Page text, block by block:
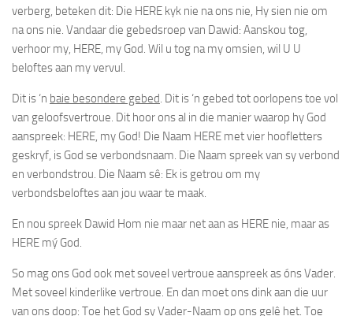
verberg, beteken dit: Die HERE kyk nie na ons nie, Hy sien nie om
na ons nie. Vandaar die gebedsroep van Dawid: Aanskou tog,
verhoor my, HERE, my God. Wil u tog na my omsien, wil U U
beloftes aan my vervul.
Dit is ‘n baie besondere gebed. Dit is ‘n gebed tot oorlopens toe vol
van geloofsvertroue. Dit hoor ons al in die manier waarop hy God
aanspreek: HERE, my God! Die Naam HERE met vier hoofletters
geskryf, is God se verbondsnaam. Die Naam spreek van sy verbond
en verbondstrou. Die Naam sê: Ek is getrou om my
verbondsbeloftes aan jou waar te maak.
En nou spreek Dawid Hom nie maar net aan as HERE nie, maar as
HERE mý God.
So mag ons God ook met soveel vertroue aanspreek asóns Vader.
Met soveel kinderlike vertroue. En dan moet ons dink aan die uur
van ons doop: Toe het God sy Vader-Naam op ons gelê het. Toe